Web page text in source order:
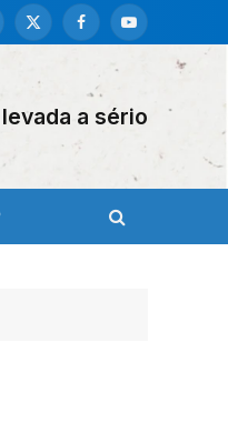
X
FacebookYouTube
a sério